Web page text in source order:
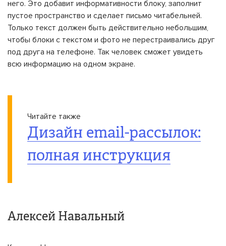
него. Это добавит информативности блоку, заполнит
пустое пространство и сделает письмо читабельней.
Только текст должен быть действительно небольшим,
чтобы блоки с текстом и фото не перестраивались друг
под друга на телефоне. Так человек сможет увидеть
всю информацию на одном экране.
Читайте также
Дизайн email-рассылок:
полная инструкция
Алексей Навальный